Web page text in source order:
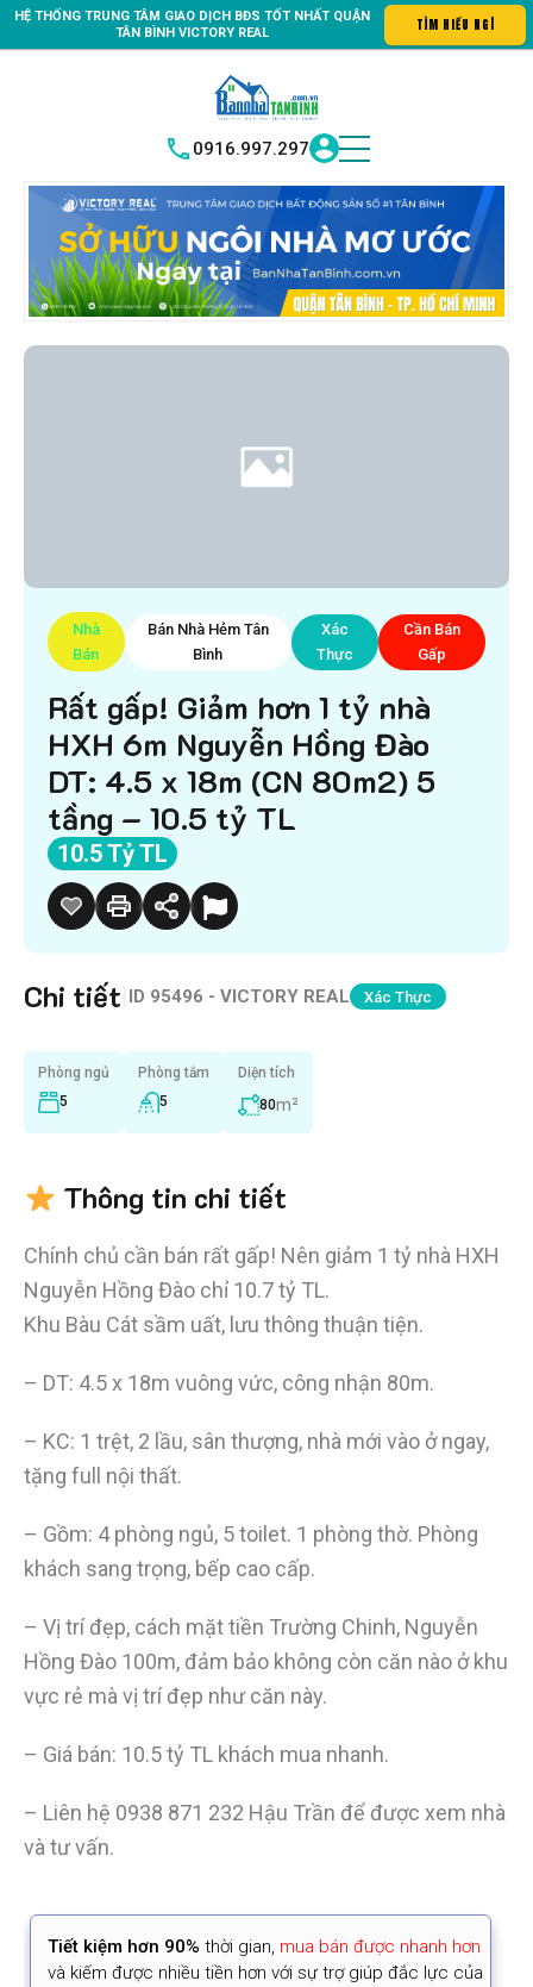
tin số #1 Bất động sản quận Tân Bình "Nơi bạn tìm kiếm bất
0916.997.297
Nhà
Bán
Bán Nhà Hẻm Tân
Bình
Xác
Thực
Cần Bán
Gấp
Rất gấp! Giảm hơn 1 tỷ nhà
HXH 6m Nguyễn Hồng Đào
DT: 4.5 x 18m (CN 80m2) 5
tầng – 10.5 tỷ TL
10.5 Tỷ TL
Chi tiết ID 95496 - VICTORY REAL Xác Thực
Phòng ngủ
5
Phòng tắm
5
Diện tích
80m²
Thông tin chi tiết
Chính chủ cần bán rất gấp! Nên giảm 1 tỷ nhà HXH
Nguyễn Hồng Đào chỉ 10.7 tỷ TL.
Khu Bàu Cát sầm uất, lưu thông thuận tiện.
– DT: 4.5 x 18m vuông vức, công nhận 80m.
– KC: 1 trệt, 2 lầu, sân thượng, nhà mới vào ở ngay,
tặng full nội thất.
– Gồm: 4 phòng ngủ, 5 toilet. 1 phòng thờ. Phòng
khách sang trọng, bếp cao cấp.
– Vị trí đẹp, cách mặt tiền Trường Chinh, Nguyễn
Hồng Đào 100m, đảm bảo không còn căn nào ở khu
vực rẻ mà vị trí đẹp như căn này.
– Giá bán: 10.5 tỷ TL khách mua nhanh.
– Liên hệ 0938 871 232 Hậu Trần để được xem nhà
và tư vấn.
Tiết kiệm hơn 90% thời gian, mua bán được nhanh hơn
và kiếm được nhiều tiền hơn với sự trợ giúp đắc lực của
HỆ THỐNG TRUNG TÂM GIAO DỊCH BĐS TỐT NHẤT QUẬN
TÂN BÌNHVICTORY REAL TÌM|